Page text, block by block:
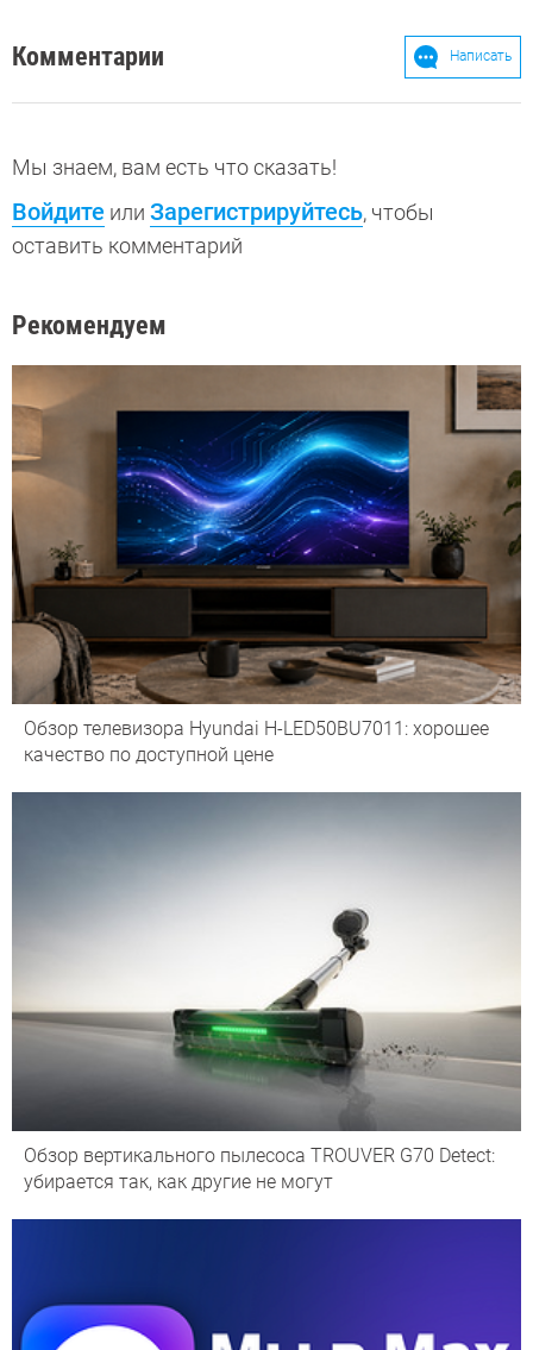
Комментарии Написать
Мы знаем, вам есть что сказать!
Войдите или Зарегистрируйтесь, чтобы
оставить комментарий
Рекомендуем
Обзор телевизора Hyundai H-LED50BU7011: хорошее
качество по доступной цене
Обзор вертикального пылесоса TROUVER G70 Detect:
убирается так, как другие не могут